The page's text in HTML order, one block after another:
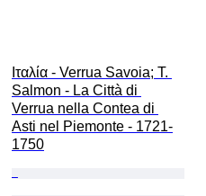
Ιταλία - Verrua Savoia; T.
Salmon - La Città di
Verrua nella Contea di
Asti nel Piemonte - 1721-
1750